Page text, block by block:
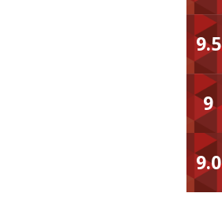
9.5
9
9.0